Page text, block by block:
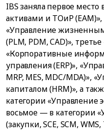
IBS заняла первое
активами и ТОиР (ЕАМ)»,
«Управление
(PLM, PDM, CAD)»,
«Корпоративные
управления (ERP)»,
MRP, MES, MDC/MDA)»,
капиталом (HRM)», а
категории «Управление
восьмое — в категории
(закупки, SCE, SCM, WMS,